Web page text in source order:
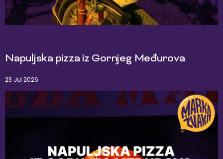
Napuljska pizza iz Gornjeg Međurova
23 Jul 2026